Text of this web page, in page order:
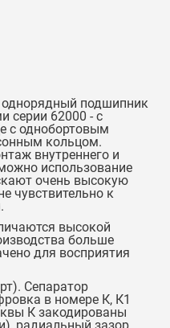
подшипник
серии 62000 - с
с однобортовым
кольцом.
внутреннего и
использование
очень высокую
чувствительно к
высокой
больше
для восприятия
Сепаратор
в номере К, К1
К закодированы